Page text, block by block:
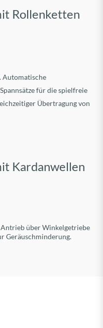
Rollenketten
Automatische
für die spielfreie
Übertragung von
Kardanwellen
über Winkelgetriebe
Geräuschminderung.